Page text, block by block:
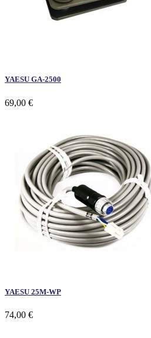
YAESU GA-2500
69,00 €
YAESU 25M-WP
74,00 €